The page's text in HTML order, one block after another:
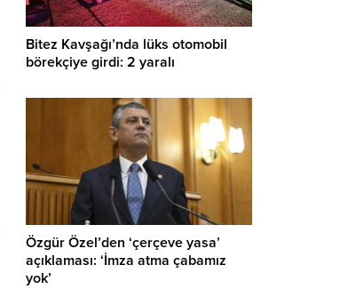
Bitez Kavşağı’nda lüks otomobil
börekçiye girdi: 2 yaralı
Özgür Özel’den ‘çerçeve yasa’
açıklaması: ‘İmza atma çabamız
yok’